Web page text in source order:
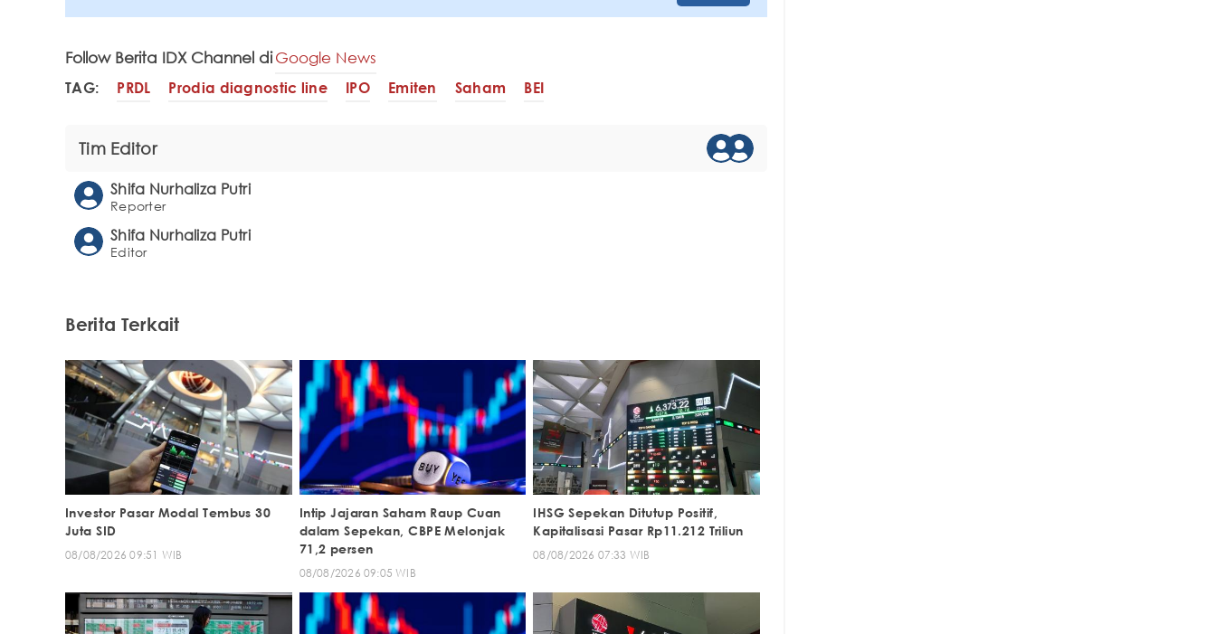
Follow Berita IDX Channel diGoogle News
TAG: PRDL Prodia diagnostic line IPO Emiten Saham BEI
Tim Editor
Shifa Nurhaliza Putri
Reporter
Shifa Nurhaliza Putri
Editor
Berita Terkait
Investor Pasar Modal Tembus 30
Juta SID
08/08/2026 09:51 WIB
Intip Jajaran Saham Raup Cuan
dalam Sepekan, CBPE Melonjak
71,2 persen
08/08/2026 09:05 WIB
IHSG Sepekan Ditutup Positif,
Kapitalisasi Pasar Rp11.212 Triliun
08/08/2026 07:33 WIB